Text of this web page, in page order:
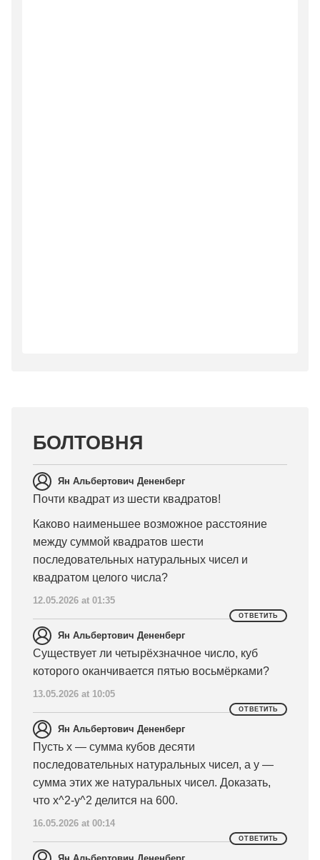
БОЛТОВНЯ
Ян Альбертович Дененберг
Почти квадрат из шести квадратов!
Каково наименьшее возможное расстояние
между суммой квадратов шести
последовательных натуральных чисел и
квадратом целого числа?
12.05.2026 at 01:35
ОТВЕТИТЬ
Ян Альбертович Дененберг
Существует ли четырёхзначное число, куб
которого оканчивается пятью восьмёрками?
13.05.2026 at 10:05
ОТВЕТИТЬ
Ян Альбертович Дененберг
Пусть x — сумма кубов десяти
последовательных натуральных чисел, а y —
сумма этих же натуральных чисел. Доказать,
что x^2-y^2 делится на 600.
16.05.2026 at 00:14
ОТВЕТИТЬ